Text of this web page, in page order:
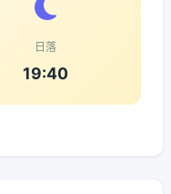
日落
19:40